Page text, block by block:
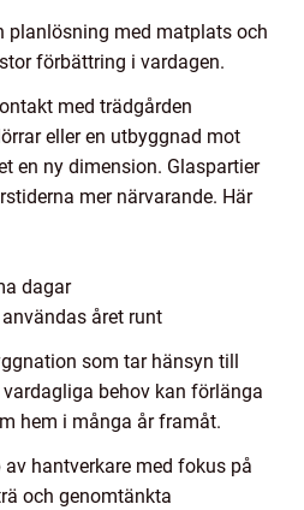
planlösning med matplats och
förbättring i vardagen.
med trädgården
eller en utbyggnad mot
en ny dimension. Glaspartier
mer närvarande. Här
dagar
året runt
som tar hänsyn till
behov kan förlänga
hem i många år framåt.
hantverkare med fokus på
och genomtänkta